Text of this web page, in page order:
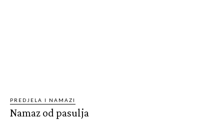
PREDJELA I NAMAZI
Namaz od pasulja